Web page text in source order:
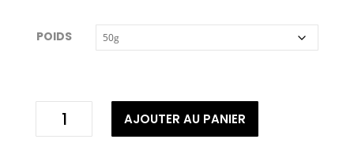
POIDS
quantité
AJOUTER AU PANIER